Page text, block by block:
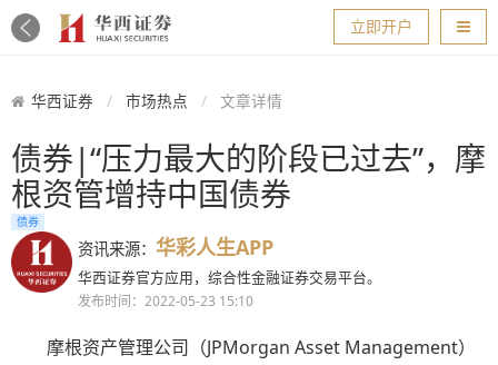
导航
立即开户
华西证券 市场热点 文章详情
债券|“压力最大的阶段已过去”，摩
根资管增持中国债券
债券
资讯来源： 华彩人生APP
华西证券官方应用，综合性金融证券交易平台。
发布时间：2022-05-23 15:10
摩根资产管理公司（JPMorgan Asset Management）